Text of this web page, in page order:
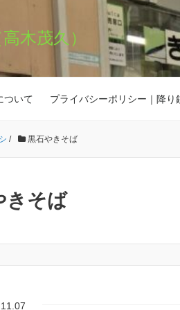
木茂久）
ついて プライバシーポリシー｜降り
/ 黒石やきそば
きそば